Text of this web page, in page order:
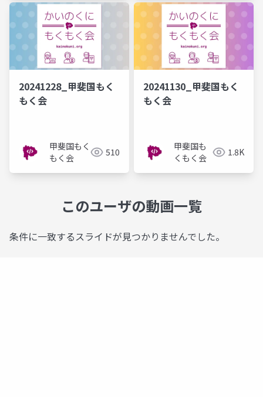
20241228_甲斐国もく
もく会
甲斐国もく
もく会
510
20241130_甲斐国もく
もく会
甲斐国も
くもく会
1.8K
このユーザの動画一覧
条件に一致するスライドが見つかりませんでした。